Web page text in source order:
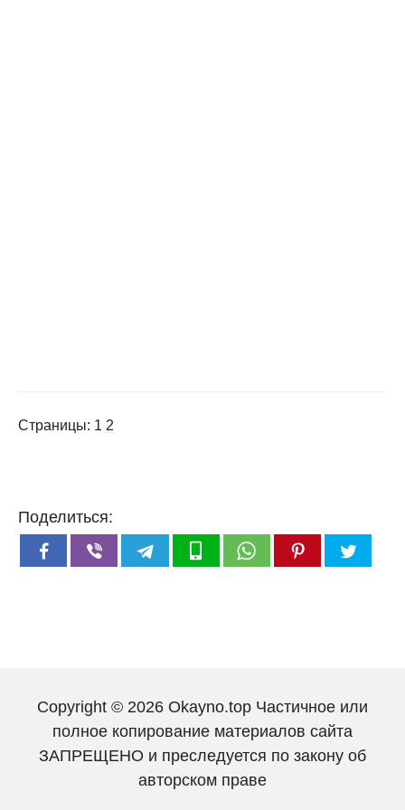
Страницы: 1 2
Поделиться:
Copyright © 2026 Okayno.top Частичное или
полное копирование материалов сайта
ЗАПРЕЩЕНО и преследуется по закону об
авторском праве